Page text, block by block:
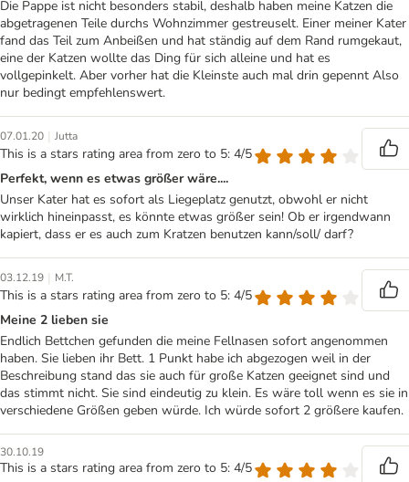
Die Pappe ist nicht besonders stabil, deshalb haben meine Katzen die
abgetragenen Teile durchs Wohnzimmer gestreuselt. Einer meiner Kater
fand das Teil zum Anbeißen und hat ständig auf dem Rand rumgekaut,
eine der Katzen wollte das Ding für sich alleine und hat es
vollgepinkelt. Aber vorher hat die Kleinste auch mal drin gepennt Also
nur bedingt empfehlenswert.
07.01.20 | Jutta
This is a stars rating area from zero to 5: 4/5
Perfekt, wenn es etwas größer wäre....
Unser Kater hat es sofort als Liegeplatz genutzt, obwohl er nicht
wirklich hineinpasst, es könnte etwas größer sein! Ob er irgendwann
kapiert, dass er es auch zum Kratzen benutzen kann/soll/ darf?
03.12.19 | M.T.
This is a stars rating area from zero to 5: 4/5
Meine 2 lieben sie
Endlich Bettchen gefunden die meine Fellnasen sofort angenommen
haben. Sie lieben ihr Bett. 1 Punkt habe ich abgezogen weil in der
Beschreibung stand das sie auch für große Katzen geeignet sind und
das stimmt nicht. Sie sind eindeutig zu klein. Es wäre toll wenn es sie in
verschiedene Größen geben würde. Ich würde sofort 2 größere kaufen.
30.10.19
This is a stars rating area from zero to 5: 4/5